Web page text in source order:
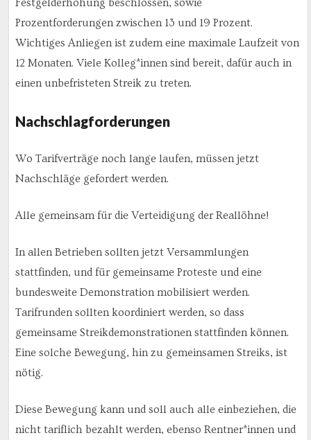
Festgelderhöhung beschlossen, sowie
Prozentforderungen zwischen 13 und 19 Prozent.
Wichtiges Anliegen ist zudem eine maximale Laufzeit von
12 Monaten. Viele Kolleg*innen sind bereit, dafür auch in
einen unbefristeten Streik zu treten.
Nachschlagforderungen
Wo Tarifverträge noch lange laufen, müssen jetzt
Nachschläge gefordert werden.
Alle gemeinsam für die Verteidigung der Reallöhne!
In allen Betrieben sollten jetzt Versammlungen
stattfinden, und für gemeinsame Proteste und eine
bundesweite Demonstration mobilisiert werden.
Tarifrunden sollten koordiniert werden, so dass
gemeinsame Streikdemonstrationen stattfinden können.
Eine solche Bewegung, hin zu gemeinsamen Streiks, ist
nötig.
Diese Bewegung kann und soll auch alle einbeziehen, die
nicht tariflich bezahlt werden, ebenso Rentner*innen und